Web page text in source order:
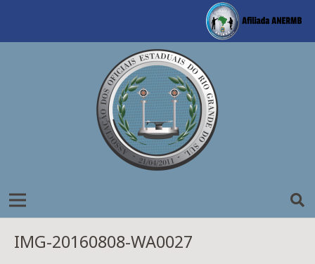
IMG-20160808-WA0027